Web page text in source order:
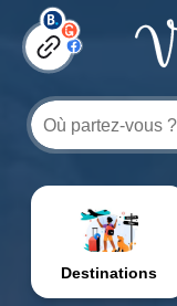
Destinations